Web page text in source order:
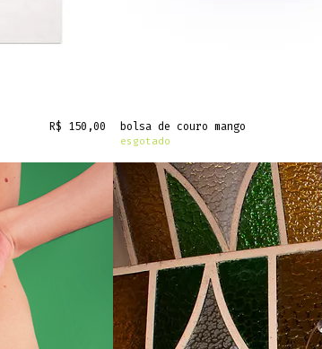
Preço
R$ 150,00
bolsa de couro mango
esgotado